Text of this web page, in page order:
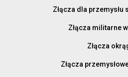
Złącza dla przemysłu
Złącza militarne
Złącza
Złącza